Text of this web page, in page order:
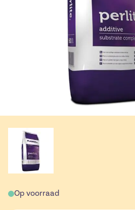
Op voorraad